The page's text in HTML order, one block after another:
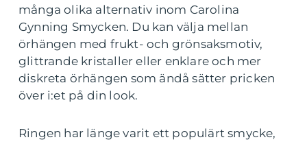
många olika alternativ inom Carolina
Gynning Smycken. Du kan välja mellan
örhängen med frukt- och grönsaksmotiv,
glittrande kristaller eller enklare och mer
diskreta örhängen som ändå sätter pricken
över i:et på din look.
Ringen har länge varit ett populärt smycke,